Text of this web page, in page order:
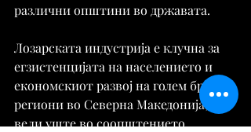
различни општини во државата.
Лозарската индустрија е клучна за
егзистенцијата на населението и
економскиот развој на голем број
региони во Северна Македонија, се
вели уште во соопштението.